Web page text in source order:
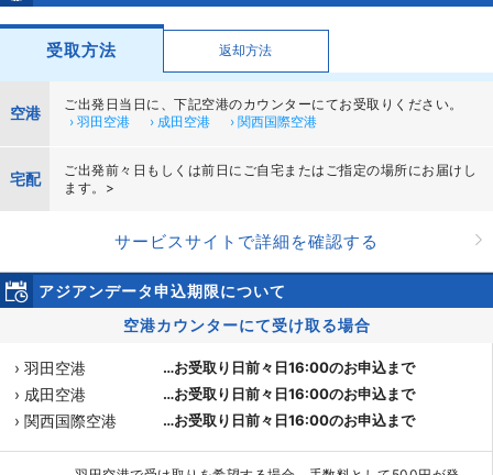
受取方法 返却方法
空港
ご出発日当日に、下記空港のカウンターにてお受取りください。
› 羽田空港
› 成田空港 › 関西国際空港
宅配
ご出発前々日もしくは前日にご自宅またはご指定の場所にお届けし
ます。>
サービスサイトで詳細を確認する
アジアンデータ申込期限について
空港カウンターにて受け取る場合
› 羽田空港 …お受取り日前々日16:00のお申込まで
› 成田空港 …お受取り日前々日16:00のお申込まで
› 関西国際空港 …お受取り日前々日16:00のお申込まで